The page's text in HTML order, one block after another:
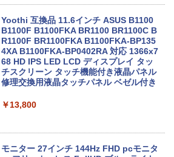
Soundcore Liberty 5 ミッドナイトブ
ック
14,990
ーとゅーす コードレス ENCノイズキャン
My Road (Stadium ver.)
250
1,380
Amazon 天然水ラベルレス 2L×9本
1,117
Basic)
PIECE モノクロ版 115 (ジャンプコミッ
スDIGITAL)
594
572
設定済
￥33,680
【マラソンP5倍/10%オフクーポン】中古
ノートパソコン HP ProBook 450 G7 第
Bluetooth HDMI カメラ Wi-Fi 15.6イン
￥33,800
￥28,800
Mouse Computer MPro-S230【第11世
代Core i5 11400/メモリ16GB(DDR4)/SS
D256GB/Win11Pro/HDMI/DP/MousePr
o】【中古/送料無料】※沖縄・離島を除
Yoothi 互換品 11.6インチ ASUS B1100
B1100F B1100FKA BR1100 BR1100C B
R1100F BR1100FKA B1100FKA-BP135
4XA B1100FKA-BP0402RA 対応 1366x7
68 HD IPS LED LCD ディスプレイ タッ
チスクリーン タッチ機能付き液晶パネル
修理交換用液晶タッチパネル ベゼル付き
￥13,800
モニター 27インチ 144Hz FHD pcモニタ